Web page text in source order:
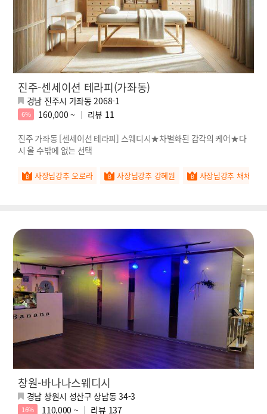
진주-센세이션 테라피(가좌동)
경남 진주시 가좌동 2068-1
6% 160,000 ~ 리뷰 11
진주 가좌동 [센세이션 테라피] 스웨디시★차별화된 감각의 케어★다
시 올 수밖에 없는 선택
사장님강추 오로라 사장님강추 강혜원 사장님강추 채채
창원-바나나스웨디시
경남 창원시 성산구 상남동 34-3
16% 110,000 ~ 리뷰 137